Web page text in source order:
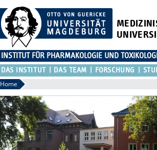
INSTITUT FÜR PHARMAKOLOGIE UND
DAS INSTITUT DAS TEAM FORSCHUNG
Home